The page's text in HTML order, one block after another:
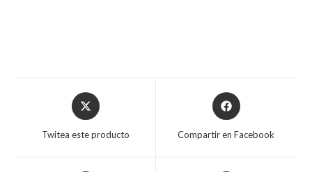
Twitea este producto Compartir en Facebook